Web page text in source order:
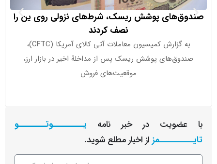
پوشش ریسک، شرط‌های نزولی روی ین را
نصف کردند
به گزارش کمیسیون معاملات آتی کالای آمریکا (CFTC)،
پوشش ریسک پس از مداخلهٔ اخیر در بازار ارز،
موقعیت‌های فروش
به گزارش
آینده
در خبر نامه
یـــــــــوتــــــــو
از اخبار مطلع شوید.